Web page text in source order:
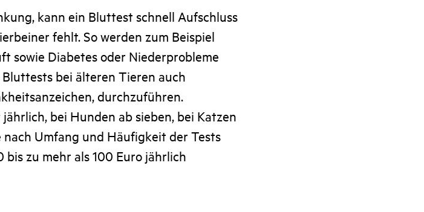
kann ein Bluttest schnell Aufschluss
fehlt. So werden zum Beispiel
sowie Diabetes oder Niederprobleme
bei älteren Tieren auch
durchzuführen.
bei Hunden ab sieben, bei Katzen
Umfang und Häufigkeit der Tests
zu mehr als 100 Euro jährlich